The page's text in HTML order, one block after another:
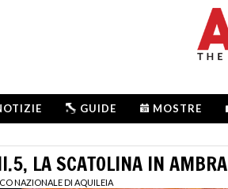
GUIDE MOSTRE
LA SCATOLINA IN AMBRA
NAZIONALE DI AQUILEIA